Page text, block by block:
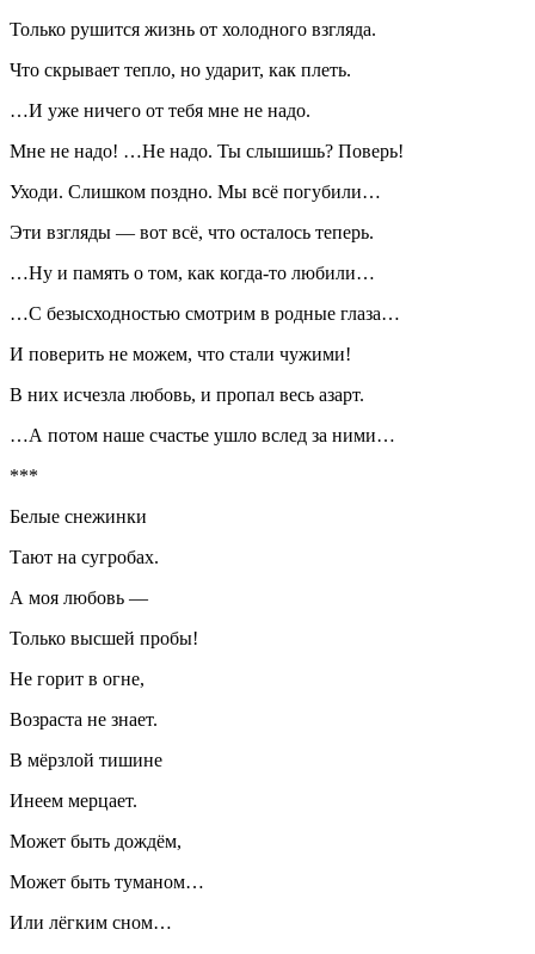
Только рушится жизнь от холодного взгляда.
Что скрывает тепло, но ударит, как плеть.
…И уже ничего от тебя мне не надо.
Мне не надо! …Не надо. Ты слышишь? Поверь!
Уходи. Слишком поздно. Мы всё погубили…
Эти взгляды — вот всё, что осталось теперь.
…Ну и память о том, как когда-то любили…
…С безысходностью смотрим в родные глаза…
И поверить не можем, что стали чужими!
В них исчезла любовь, и пропал весь азарт.
…А потом наше счастье ушло вслед за ними…
***
Белые снежинки
Тают на сугробах.
А моя любовь —
Только высшей пробы!
Не горит в огне,
Возраста не знает.
В мёрзлой тишине
Инеем мерцает.
Может быть дождём,
Может быть туманом…
Или лёгким сном…